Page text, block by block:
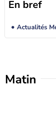
En bref
Matin